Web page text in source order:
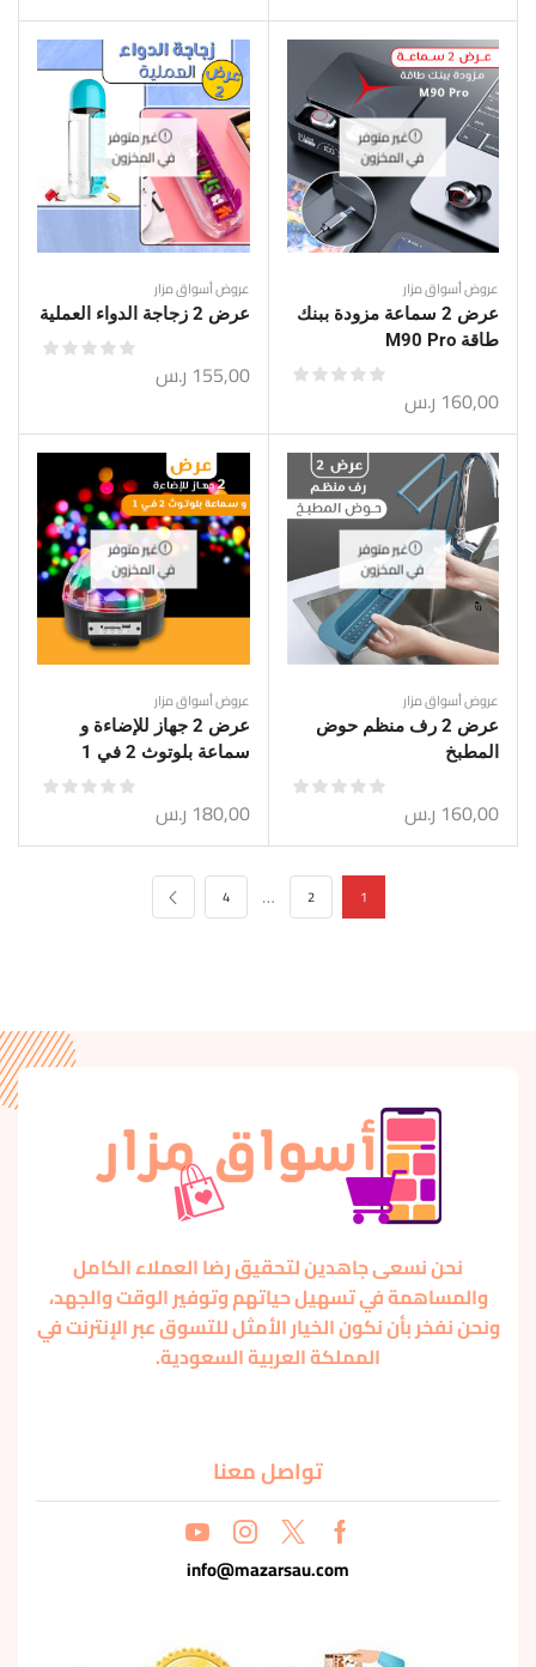
غير متوفر
في المخزون
عروض أسواق مزار
عرض 2 سماعة مزودة ببنك
طاقة M90 Pro
160,00 ر.س
غير متوفر
في المخزون
عروض أسواق مزار
عرض 2 زجاجة الدواء العملية
155,00 ر.س
غير متوفر
في المخزون
عروض أسواق مزار
عرض 2 رف منظم حوض
المطبخ
160,00 ر.س
غير متوفر
في المخزون
عروض أسواق مزار
عرض 2 جهاز للإضاءة و
سماعة بلوتوث 2 في 1
180,00 ر.س
1
2
…
4
نحن نسعى جاهدين لتحقيق رضا العملاء الكامل
والمساهمة في تسهيل حياتهم وتوفير الوقت والجهد،
ونحن نفخر بأن نكون الخيار الأمثل للتسوق عبر الإنترنت في
المملكة العربية السعودية.
تواصل معنا
info@mazarsau.com